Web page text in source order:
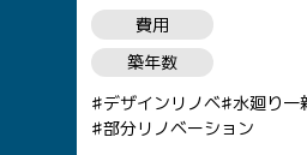
費用
築年数
デザインリノベ 水廻り一
部分リノベーション